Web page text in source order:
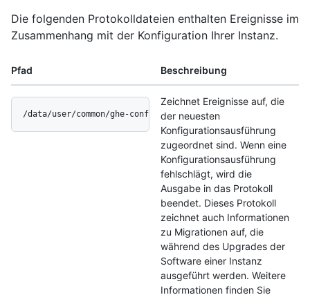
Die folgenden Protokolldateien enthalten Ereignisse im
Zusammenhang mit der Konfiguration Ihrer Instanz.
Pfad Beschreibung
/data/user/common/ghe-config.log
Zeichnet Ereignisse auf, die
der neuesten
Konfigurationsausführung
zugeordnet sind. Wenn eine
Konfigurationsausführung
fehlschlägt, wird die
Ausgabe in das Protokoll
beendet. Dieses Protokoll
zeichnet auch Informationen
zu Migrationen auf, die
während des Upgrades der
Software einer Instanz
ausgeführt werden. Weitere
Informationen finden Sie